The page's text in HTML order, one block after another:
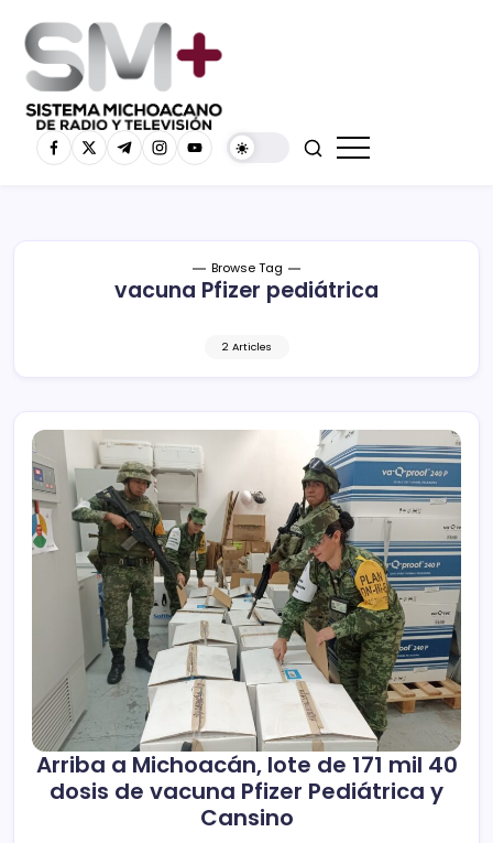
Browse Tag
vacuna Pfizer pediátrica
2 Articles
Arriba a Michoacán, lote de 171 mil 40
dosis de vacuna Pfizer Pediátrica y
Cansino